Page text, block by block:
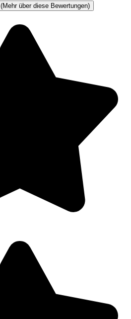
(Mehr über diese Bewertungen)